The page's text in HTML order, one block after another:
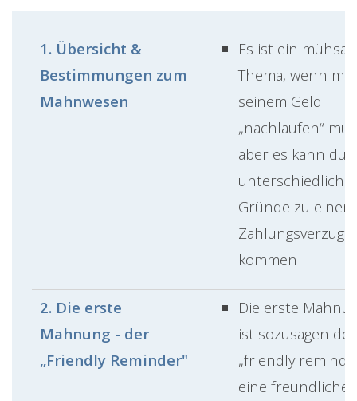
1. Übersicht &
Bestimmungen zum
Mahnwesen
Es ist ein
Thema, wenn
seinem Geld
„nachlaufen“
aber es kann
unterschiedliche
Gründe zu einem
Zahlungsverzug
kommen
2. Die erste
Mahnung - der
„Friendly Reminder"
Die erste
ist sozusagen der
„friendly
eine freundliche